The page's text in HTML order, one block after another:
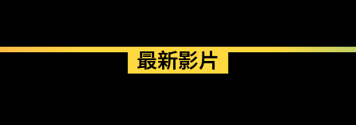
最新影片